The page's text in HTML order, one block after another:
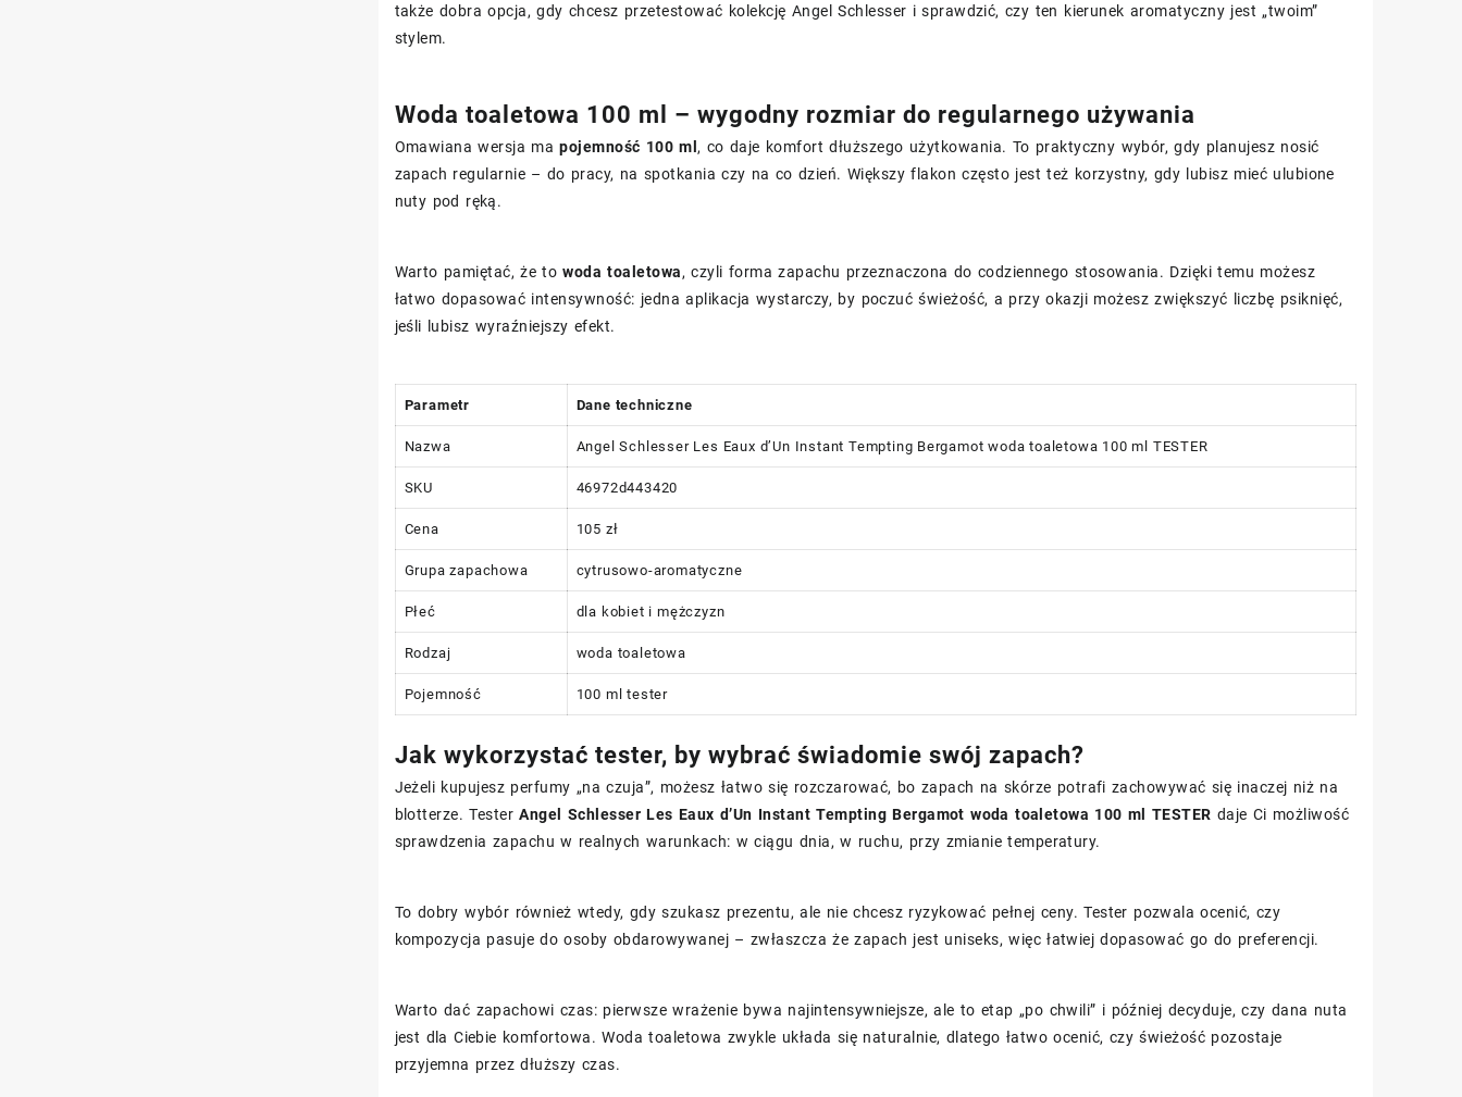
także dobra opcja, gdy chcesz przetestować kolekcję Angel Schlesser i sprawdzić, czy ten kierunek aromatyczny jest „twoim”
stylem.
Woda toaletowa 100 ml – wygodny rozmiar do regularnego używania
Omawiana wersja mapojemność 100 ml, co daje komfort dłuższego użytkowania. To praktyczny wybór, gdy planujesz nosić
zapach regularnie – do pracy, na spotkania czy na co dzień. Większy flakon często jest też korzystny, gdy lubisz mieć ulubione
nuty pod ręką.
Warto pamiętać, że towoda toaletowa, czyli forma zapachu przeznaczona do codziennego stosowania. Dzięki temu możesz
łatwo dopasować intensywność: jedna aplikacja wystarczy, by poczuć świeżość, a przy okazji możesz zwiększyć liczbę psiknięć,
jeśli lubisz wyraźniejszy efekt.
Parametr Dane techniczne
Nazwa Angel Schlesser Les Eaux d’Un Instant Tempting Bergamot woda toaletowa 100 ml TESTER
SKU 46972d443420
Cena 105 zł
Grupa zapachowa cytrusowo-aromatyczne
Płeć dla kobiet i mężczyzn
Rodzaj woda toaletowa
Pojemność 100 ml tester
Jak wykorzystać tester, by wybrać świadomie swój zapach?
Jeżeli kupujesz perfumy „na czuja”, możesz łatwo się rozczarować, bo zapach na skórze potrafi zachowywać się inaczej niż na
blotterze. TesterAngel Schlesser Les Eaux d’Un Instant Tempting Bergamot woda toaletowa 100 ml TESTER daje Ci możliwość
sprawdzenia zapachu w realnych warunkach: w ciągu dnia, w ruchu, przy zmianie temperatury.
To dobry wybór również wtedy, gdy szukasz prezentu, ale nie chcesz ryzykować pełnej ceny. Tester pozwala ocenić, czy
kompozycja pasuje do osoby obdarowywanej – zwłaszcza że zapach jest uniseks, więc łatwiej dopasować go do preferencji.
Warto dać zapachowi czas: pierwsze wrażenie bywa najintensywniejsze, ale to etap „po chwili” i później decyduje, czy dana nuta
jest dla Ciebie komfortowa. Woda toaletowa zwykle układa się naturalnie, dlatego łatwo ocenić, czy świeżość pozostaje
przyjemna przez dłuższy czas.